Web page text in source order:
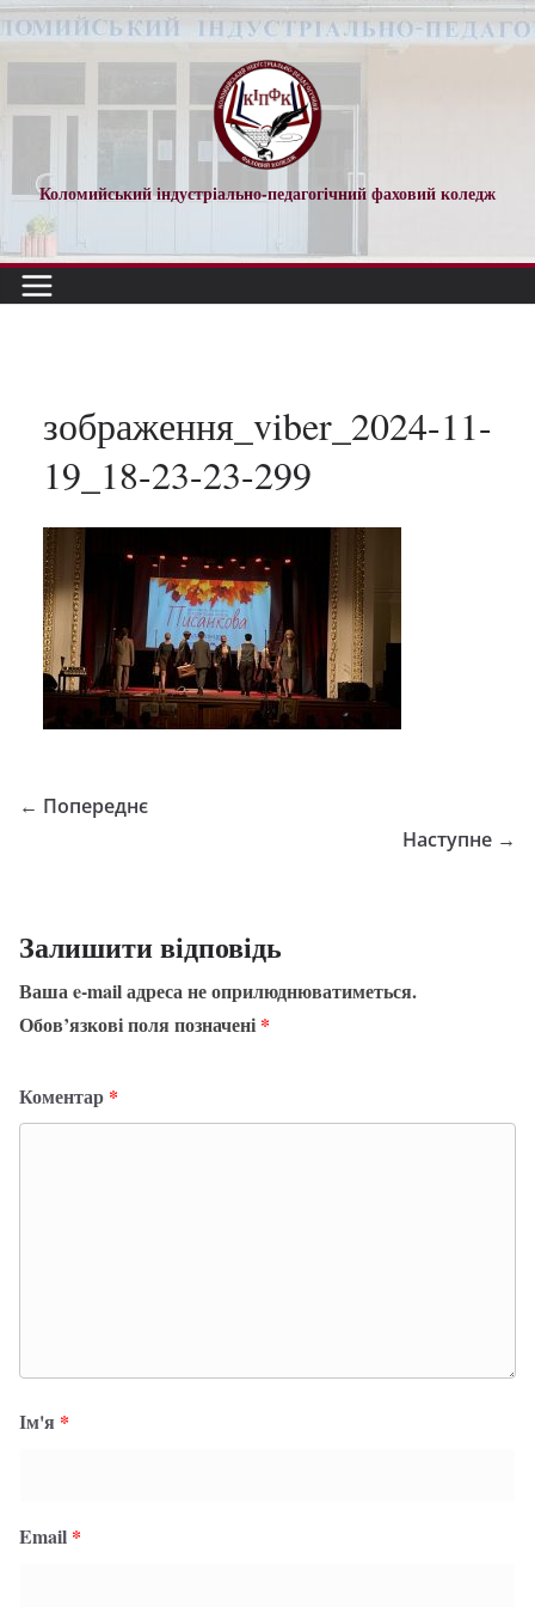
Перейти
до
Коломийський індустріально-педагогічний фаховий коледж
зображення_viber_2024-11-
19_18-23-23-299
← Попереднє
Наступне →
Залишити відповідь
Ваша e-mail адреса не оприлюднюватиметься.
Обов’язкові поля позначені *
Коментар *
Ім'я *
Email *